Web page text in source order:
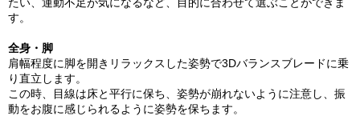
す。
全身・脚
肩幅程度に脚を開きリラックスした姿勢で3Dバランスブレードに乗
り直立します。
この時、目線は床と平行に保ち、姿勢が崩れないように注意し、振
動をお腹に感じられるように姿勢を保ちます。